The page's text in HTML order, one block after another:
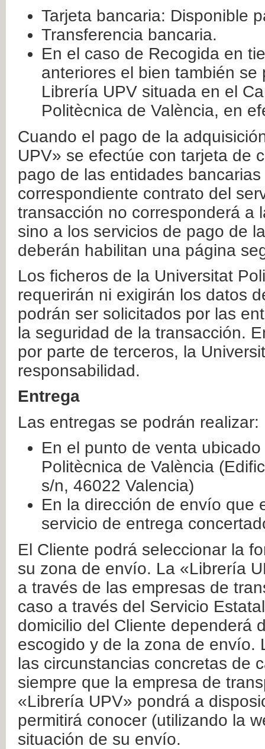
Tarjeta bancaria: Disponible
Transferencia bancaria.
En el caso de Recogida en
anteriores el bien también
Librería UPV situada en el
Politècnica de València, en
Cuando el pago de la
UPV» se efectúe con tarjeta de
pago de las entidades
correspondiente contrato del
transacción no corresponderá a
sino a los servicios de pago de
deberán habilitan una página
Los ficheros de la Universitat
requerirán ni exigirán los datos
podrán ser solicitados por las
la seguridad de la transacción.
por parte de terceros, la
responsabilidad.
Entrega
Las entregas se podrán realizar:
En el punto de venta
Politècnica de València
s/n, 46022 Valencia)
En la dirección de envío que
servicio de entrega
El Cliente podrá seleccionar la
su zona de envío. La «Librería
a través de las empresas de
caso a través del Servicio
domicilio del Cliente dependerá
escogido y de la zona de envío.
las circunstancias concretas de
siempre que la empresa de
«Librería UPV» pondrá a
permitirá conocer (utilizando la
situación de su envío.